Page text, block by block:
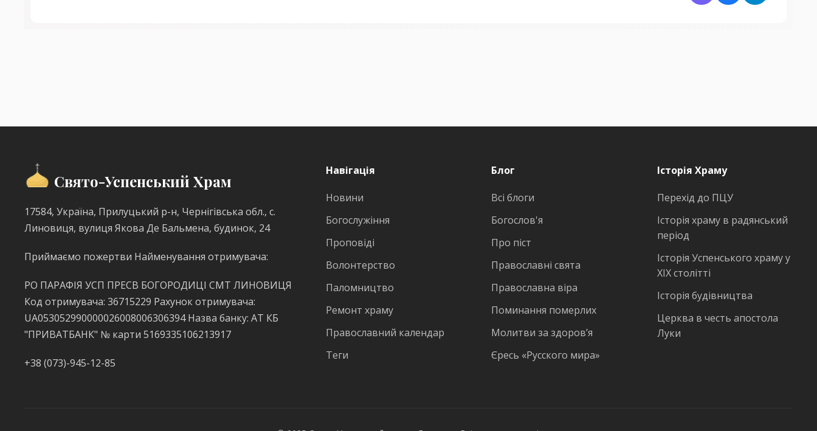
Свято-Успенський Храм
17584, Україна, Прилуцький р-н, Чернігівська обл., с.
Линовиця, вулиця Якова Де Бальмена, будинок, 24
Приймаємо пожертви Найменування отримувача:
РО ПАРАФІЯ УСП ПРЕСВ БОГОРОДИЦІ СМТ ЛИНОВИЦЯ
Код отримувача: 36715229 Рахунок отримувача:
UA053052990000026008006306394 Назва банку: АТ КБ
"ПРИВАТБАНК" № карти 5169335106213917
+38 (073)-945-12-85
Навігація
Новини
Богослужіння
Проповіді
Волонтерство
Паломництво
Ремонт храму
Православний календар
Теги
Блог
Всі блоги
Богослов'я
Про піст
Православні свята
Православна віра
Поминання померлих
Молитви за здоров’я
Єресь «Русского мира»
Історія Храму
Перехід до ПЦУ
Історія храму в радянський
період
Історія Успенського храму у
ХІХ столітті
Історія будівництва
Церква в честь апостола
Луки